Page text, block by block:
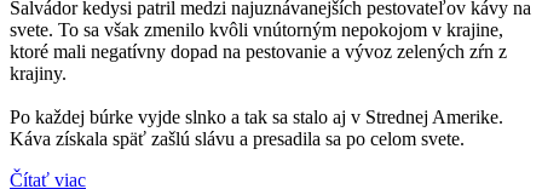
Salvádor kedysi patril medzi najuznávanejších pestovateľov kávy na
svete. To sa však zmenilo kvôli vnútorným nepokojom v krajine,
ktoré mali negatívny dopad na pestovanie a vývoz zelených zŕn z
krajiny.
Po každej búrke vyjde slnko a tak sa stalo aj v Strednej Amerike.
Káva získala späť zašlú slávu a presadila sa po celom svete.
Čítať viac